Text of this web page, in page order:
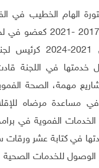
الهام الخطيب في
الموقع من عام 2017 -
المجتمعي، ومن
خدمتها في اللجنة
مهمة، الصحة
مساعدة مرضاه
الفموية في برامج
في كتابة عشر ورقات
الوصول للخدمات